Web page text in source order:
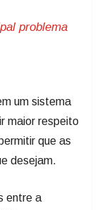
problema
um sistema
maior respeito
que as
desejam.
entre a